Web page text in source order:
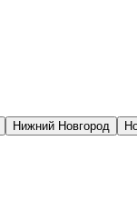
Нижний Новгород